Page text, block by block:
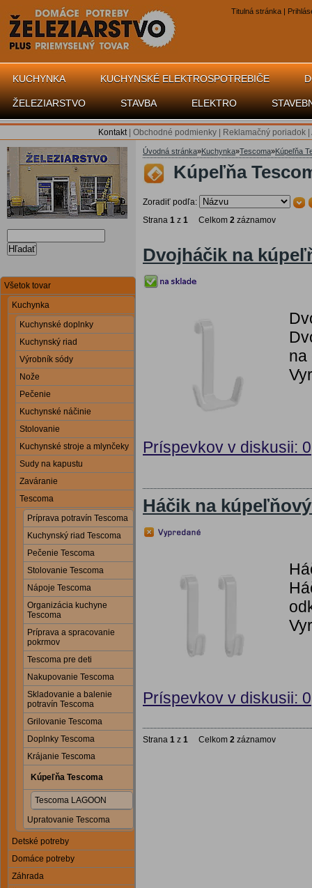
Titulná stránka |
KUCHYNKA KUCHYNSKÉ ELEKTROSPOTREBIČE
ŽELEZIARSTVO STAVBA ELEKTRO
Kontakt| Obchodné podmienky Reklamačný poriadok
Hľadať
Všetok tovar
Kuchynka
Kuchynské doplnky
Kuchynský riad
Výrobník sódy
Nože
Pečenie
Kuchynské náčinie
Stolovanie
Kuchynské stroje a mlynčeky
Sudy na kapustu
Zaváranie
Tescoma
Príprava potravín Tescoma
Kuchynský riad Tescoma
Pečenie Tescoma
Stolovanie Tescoma
Nápoje Tescoma
Organizácia kuchyne
Tescoma
Príprava a spracovanie
pokrmov
Tescoma pre deti
Nakupovanie Tescoma
Skladovanie a balenie
potravín Tescoma
Grilovanie Tescoma
Doplnky Tescoma
Krájanie Tescoma
Kúpeľňa Tescoma
Tescoma LAGOON
Upratovanie Tescoma
Detské potreby
Domáce potreby
Záhrada
Úvodná stránka»Kuchynka»Tescoma»Kúpeľňa
Kúpeľňa
Zoradiť podľa:
Strana 1 z 1 Celkom 2 záznamov
Dvojháčik na
na
Príspevkov v diskusii: 0
Háčik na
Príspevkov v diskusii: 0
Strana 1 z 1 Celkom 2 záznamov